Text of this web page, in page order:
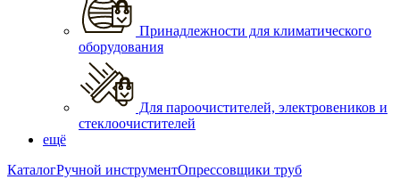
Принадлежности для климатического
оборудования
Для пароочистителей, электровеников и
стеклоочистителей
ещё
КаталогРучной инструментОпрессовщики труб